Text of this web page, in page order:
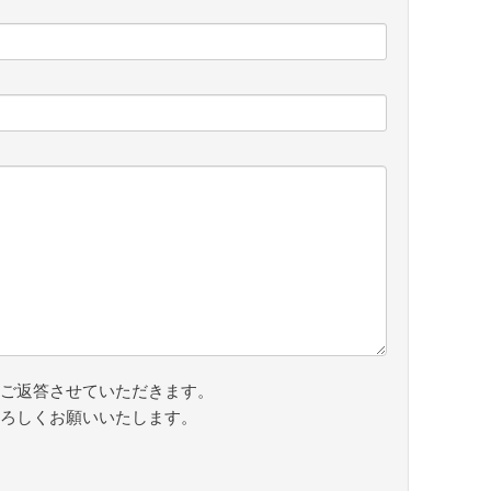
返答させていただきます。
しくお願いいたします。